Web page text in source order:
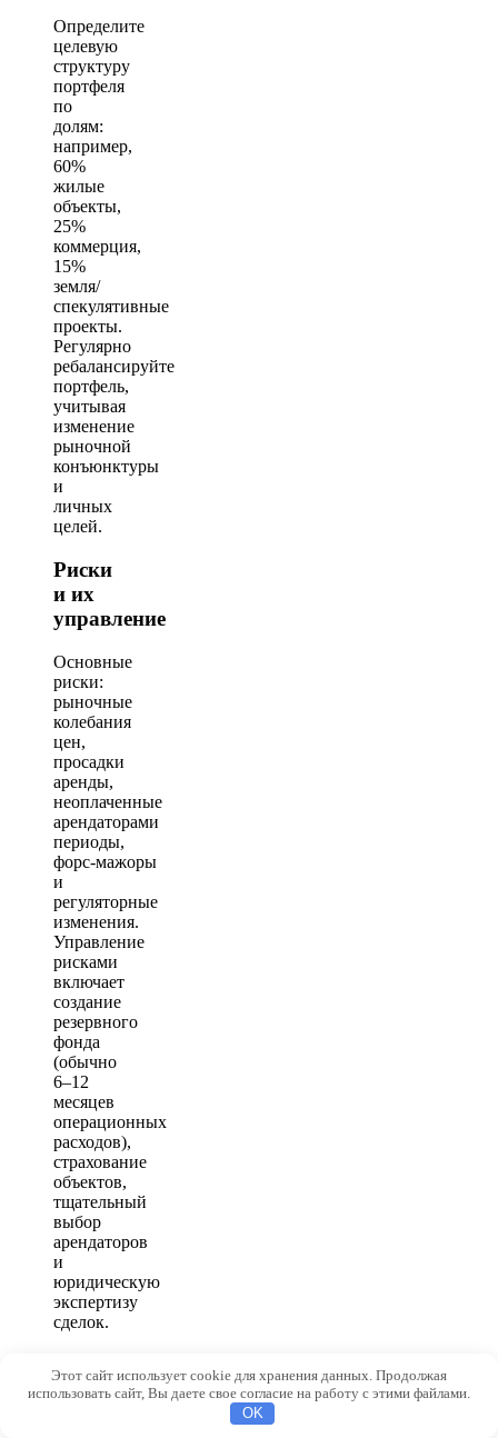
Определите
целевую
структуру
портфеля
по
долям:
например,
60%
жилые
объекты,
25%
коммерция,
15%
земля/
спекулятивные
проекты.
Регулярно
ребалансируйте
портфель,
учитывая
изменение
рыночной
конъюнктуры
и
личных
целей.
Риски
и их
управление
Основные
риски:
рыночные
колебания
цен,
просадки
аренды,
неоплаченные
арендаторами
периоды,
форс‑мажоры
и
регуляторные
изменения.
Управление
рисками
включает
создание
резервного
фонда
(обычно
6–12
месяцев
операционных
расходов),
страхование
объектов,
тщательный
выбор
арендаторов
и
юридическую
экспертизу
сделок.
Операционное
управление
Этот сайт использует cookie для хранения данных. Продолжая
использовать сайт, Вы даете свое согласие на работу с этими файлами.
OK